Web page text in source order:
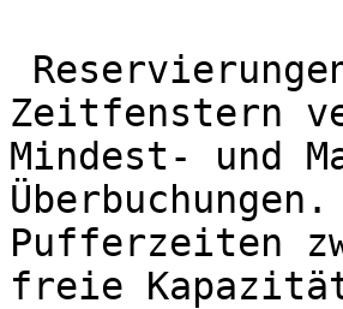
Zeitfenstern
Mindest- und
Pufferzeiten
freie